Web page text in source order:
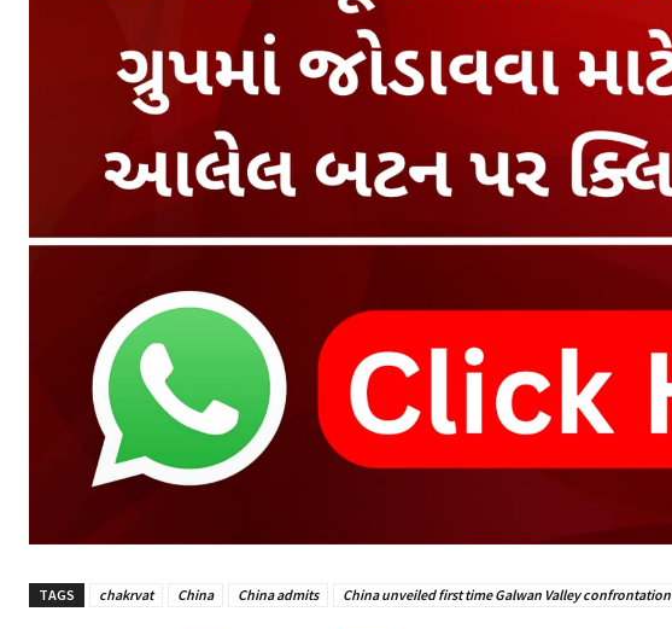
TAGS chakrvat China China admits China unveiled first time Galwan Valley confrontation